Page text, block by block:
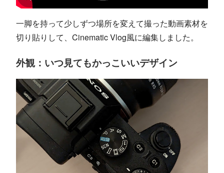
一脚を持って少しずつ場所を変えて撮った動画素材を
切り貼りして、Cinematic Vlog風に編集しました。
外観：いつ見てもかっこいいデザイン